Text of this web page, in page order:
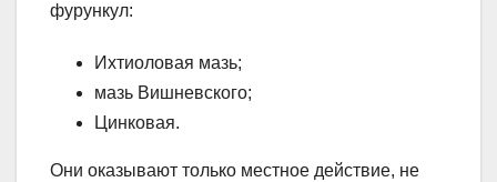
фурункул:
Ихтиоловая мазь;
мазь Вишневского;
Цинковая.
Они оказывают только местное действие, не